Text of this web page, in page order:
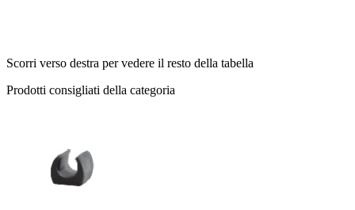
Scorri verso destra per vedere il resto della tabella
Prodotti consigliati della categoria